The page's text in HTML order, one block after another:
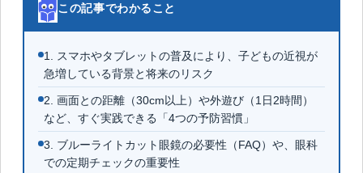
この記事でわかること
1. スマホやタブレットの普及により、子どもの近視が
急増している背景と将来のリスク
2. 画面との距離（30cm以上）や外遊び（1日2時間）
など、すぐ実践できる「4つの予防習慣」
3. ブルーライトカット眼鏡の必要性（FAQ）や、眼科
での定期チェックの重要性